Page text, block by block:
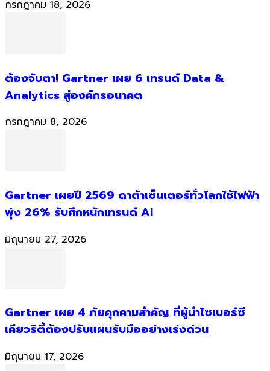
กรกฎาคม 18, 2026
ต้องจับตา! Gartner เผย 6 เทรนด์ Data &
Analytics สู่องค์กรอนาคต
กรกฎาคม 8, 2026
Gartner เผยปี 2569 ดาต้าเซ็นเตอร์ทั่วโลกใช้ไฟฟ้า
พุ่ง 26% รับศึกหนักเทรนด์ AI
มิถุนายน 27, 2026
Gartner เผย 4 ภัยคุกคามสำคัญ ที่ผู้นำไซเบอร์ซี
เคียวริตี้ต้องปรับแผนรับมืออย่างเร่งด่วน
มิถุนายน 17, 2026